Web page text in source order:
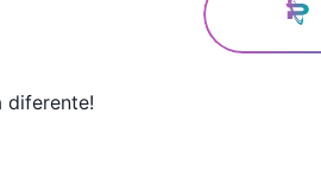
diferente!